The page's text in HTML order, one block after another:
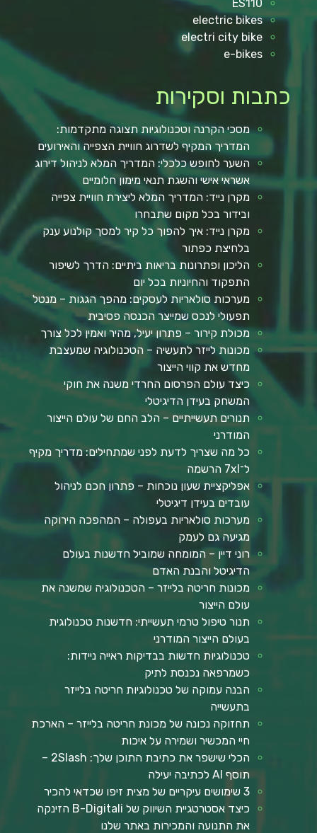
ES110
electric bikes
electri city bike
e-bikes
כתבות וסקירות
מסכי הקרנה וטכנולוגיות תצוגה מתקדמות:
המדריך המקיף לשדרוג חוויית הצפייה והאירועים
השער לחופש כלכלי: המדריך המלא לניהול דירוג
אשראי אישי והשגת תנאי מימון חלומיים
מקרן נייד: המדריך המלא ליצירת חוויית צפייה
ובידור בכל מקום שתבחרו
מקרן נייד: איך להפוך כל קיר למסך קולנוע ענק
בלחיצת כפתור
הליכון ופתרונות בריאות ביתיים: הדרך לשיפור
התפקוד והחיוניות בכל יום
מערכות סולאריות לעסקים: מהפך הגגות – מנטל
תפעולי לנכס שמייצר הכנסה פסיבית
מכולת קירור – פתרון יעיל, מהיר ואמין לכל צורך
מכונות לייזר לתעשיה – הטכנולוגיה שמעצבת
מחדש את קווי הייצור
כיצד עולם הפרסום החרדי משנה את חוקי
המשחק בעידן הדיגיטלי
תנורים תעשייתיים – הלב החם של עולם הייצור
המודרני
כל מה שצריך לדעת לפני שמתחילים: מדריך מקיף
ל־7xl הרשמה
אפליקציית שעון נוכחות – פתרון חכם לניהול
עובדים בעידן דיגיטלי
מערכות סולאריות בעפולה – המהפכה הירוקה
מגיעה גם לעמק
רוני דיין – המומחה שמוביל חדשנות בעולם
הדיגיטל והבנת האדם
מכונות חריטה בלייזר – הטכנולוגיה שמשנה את
עולם הייצור
תנור טיפול טרמי תעשייתי: חדשנות טכנולוגית
בעולם הייצור המודרני
טכנולוגיות חדשות בבדיקות ראייה ניידות:
כשמרפאה נכנסת לתיק
הבנה עמוקה של טכנולוגיות חריטה בלייזר
בתעשייה
תחזוקה נכונה של מכונת חריטה בלייזר – הארכת
חיי המכשיר ושמירה על איכות
הכלי שישפר את כתיבת התוכן שלך: 2Slash –
תוסף AI לכתיבה יעילה
3 שימושים עיקריים של מצית זיפו שכדאי להכיר
כיצד אסטרטגיית השיווק של B-Digitali הזינקה
את התנועה והמכירות באתר שלנו